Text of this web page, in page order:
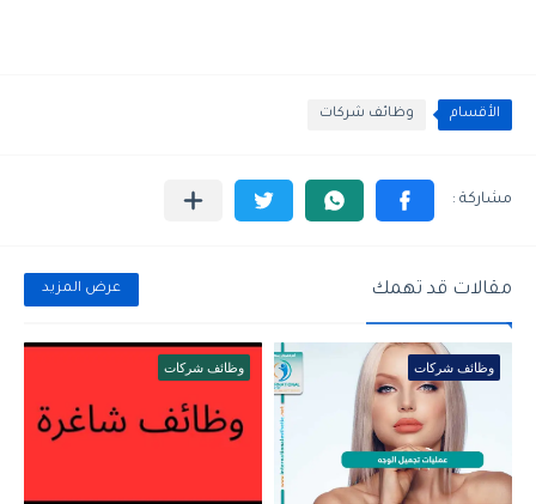
الأقسام وظائف شركات
مقالات قد تهمك عرض المزيد
وظائف شركات وظائف شركات